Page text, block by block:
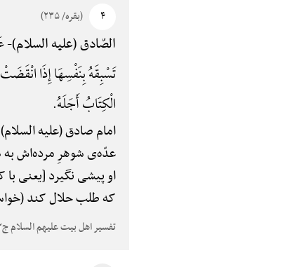
۴ (بقره/ ۲۳۵)
الصّادق (علیه السلام)-
تَسْبِقَهُ بِنَفْسِهَا إِذَا
الْکِتَابُ أَجَلَهُ.
امام صادق (علیه
عدّه‌ی شوهرِ مرده‌اش به
او پیشی نگیرد [یعنی
که طلب حلال کند
تفسیر اهل بیت علیهم السلام ج۲، ص۲۱۰